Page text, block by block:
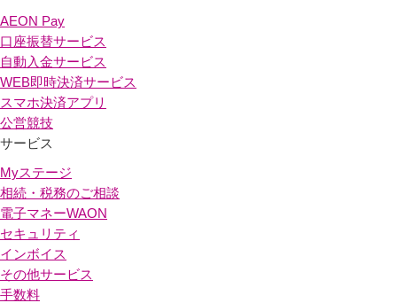
AEON Pay
口座振替サービス
自動入金サービス
WEB即時決済サービス
スマホ決済アプリ
公営競技
サービス
Myステージ
相続・税務のご相談
電子マネーWAON
セキュリティ
インボイス
その他サービス
手数料